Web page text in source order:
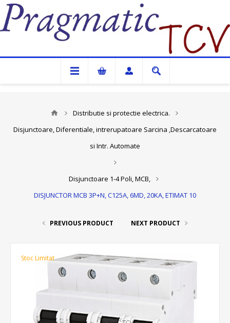
Pragmatic TCV
Distributie si protectie electrica.
Disjunctoare, Diferentiale, intrerupatoare Sarcina ,Descarcatoare
si Intr. Automate
Disjunctoare 1-4 Poli, MCB,
DISJUNCTOR MCB 3P+N, C125A, 6MD, 20KA, ETIMAT 10
PREVIOUS PRODUCT NEXT PRODUCT
Stoc Limitat